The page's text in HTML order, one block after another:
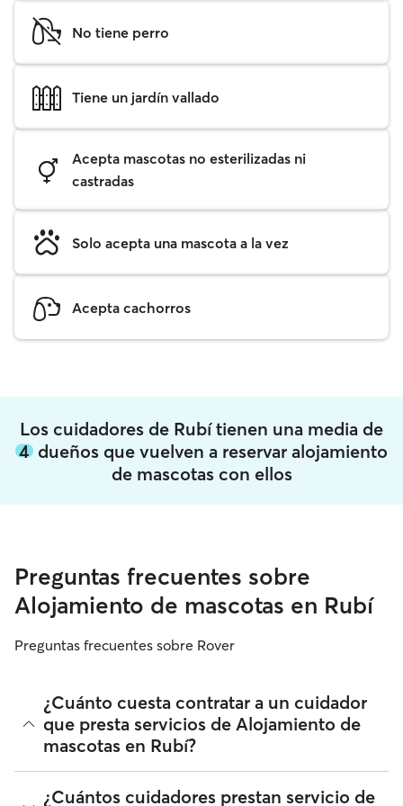
No tiene perro
Tiene un jardín vallado
Acepta mascotas no esterilizadas ni
castradas
Solo acepta una mascota a la vez
Acepta cachorros
Los cuidadores de Rubí tienen una media de
4 dueños que vuelven a reservar alojamiento
de mascotas con ellos
Preguntas frecuentes sobre
Alojamiento de mascotas en Rubí
Preguntas frecuentes sobre Rover
¿Cuánto cuesta contratar a un cuidador
que presta servicios de Alojamiento de
mascotas en Rubí?
A fecha de agosto 2026, el coste medio del Alojamiento de
¿Cuántos cuidadores prestan servicio de